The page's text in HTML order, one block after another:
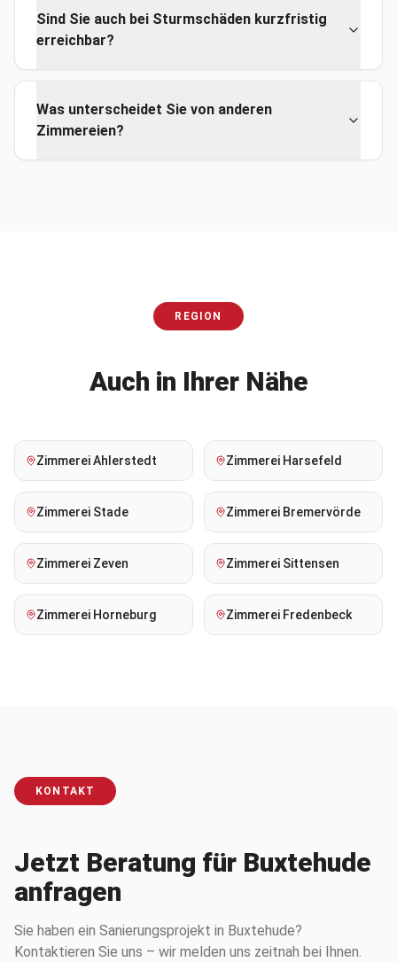
Sind Sie auch bei Sturmschäden kurzfristig
erreichbar?
Was unterscheidet Sie von anderen
Zimmereien?
REGION
Auch in Ihrer Nähe
ZimmereiAhlerstedt Zimmerei Harsefeld
Zimmerei Stade Zimmerei Bremervörde
Zimmerei Zeven Zimmerei Sittensen
Zimmerei Horneburg Zimmerei Fredenbeck
KONTAKT
Jetzt Beratung für Buxtehude
anfragen
Sie haben ein Sanierungsprojekt in Buxtehude?
Kontaktieren Sie uns – wir melden uns zeitnah bei Ihnen.